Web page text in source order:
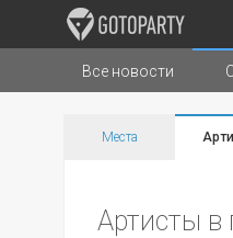
Города Музыка
Все новости
Места
Артисты в